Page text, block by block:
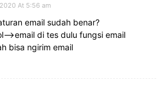
At 5:56 am
email sudah benar?
di tes dulu fungsi email
bisa ngirim email